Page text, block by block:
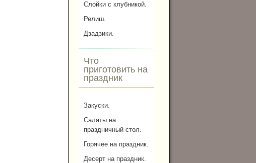
Слойки с клубникой.
Релиш.
Дзадзики.
Что
приготовить на
праздник
Закуски.
Салаты на
праздничный стол.
Горячее на праздник.
Десерт на праздник.